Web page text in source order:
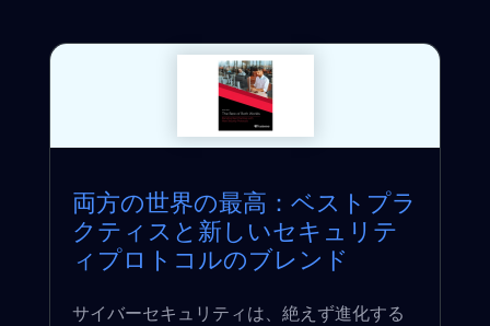
両方の世界の最高：ベストプラ
クティスと新しいセキュリテ
ィプロトコルのブレンド
サイバーセキュリティは、絶えず進化する